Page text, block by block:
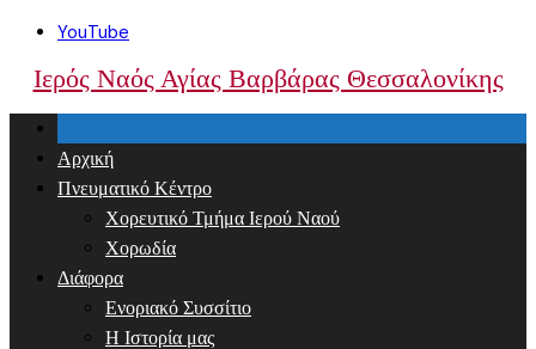
Skip
content
YouTube
Ιερός Ναός Αγίας Βαρβάρας Θεσσαλονίκης
Αρχική
Πνευματικό Κέντρο
Χορευτικό Τμήμα Ιερού Ναού
Χορωδία
Διάφορα
Ενοριακό Συσσίτιο
Η Ιστορία μας